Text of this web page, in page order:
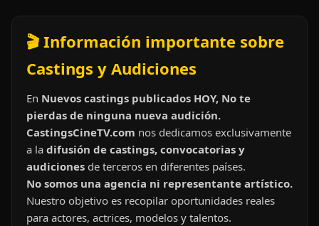
🎬 Información importante sobre
Castings y Audiciones
En Nuevos castings publicados HOY, No te
pierdas de ninguna nueva audición.
CastingsCineTV.com nos dedicamos exclusivamente
a la difusión de castings, convocatorias y
audiciones de terceros en diferentes países.
No somos una agencia ni representante artístico.
Nuestro objetivo es recopilar oportunidades reales
para actores, actrices, modelos y talentos.